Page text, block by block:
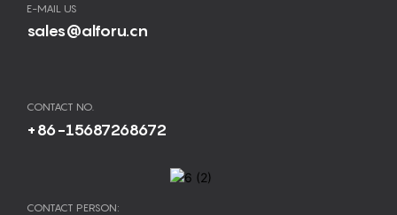
E-MAIL US
sales@alforu.cn
CONTACT NO.
+86-15687268672
CONTACT PERSON: